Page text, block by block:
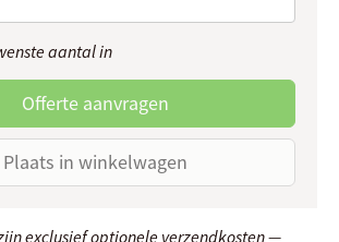
aantal in
Offerte aanvragen
Plaats in winkelwagen
exclusief optionele verzendkosten —